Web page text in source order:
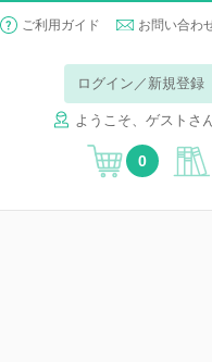
ご利用ガイド お問い合わ
ログイン／新規登録
ようこそ、ゲストさ
0